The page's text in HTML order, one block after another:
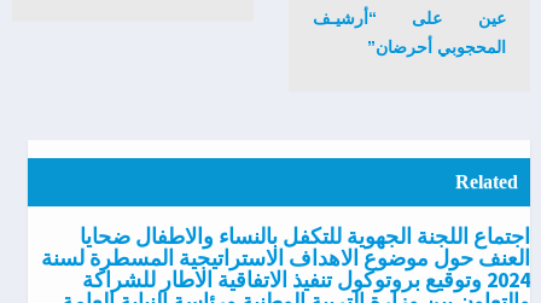
عين على “أرشيـف
المحجوبي أحرضان”
Related
اجتماع اللجنة الجهوية للتكفل بالنساء والاطفال ضحايا
العنف حول موضوع الاهداف الاستراتيجية المسطرة لسنة
2024 وتوقيع بروتوكول تنفيذ الاتفاقية الاطار للشراكة